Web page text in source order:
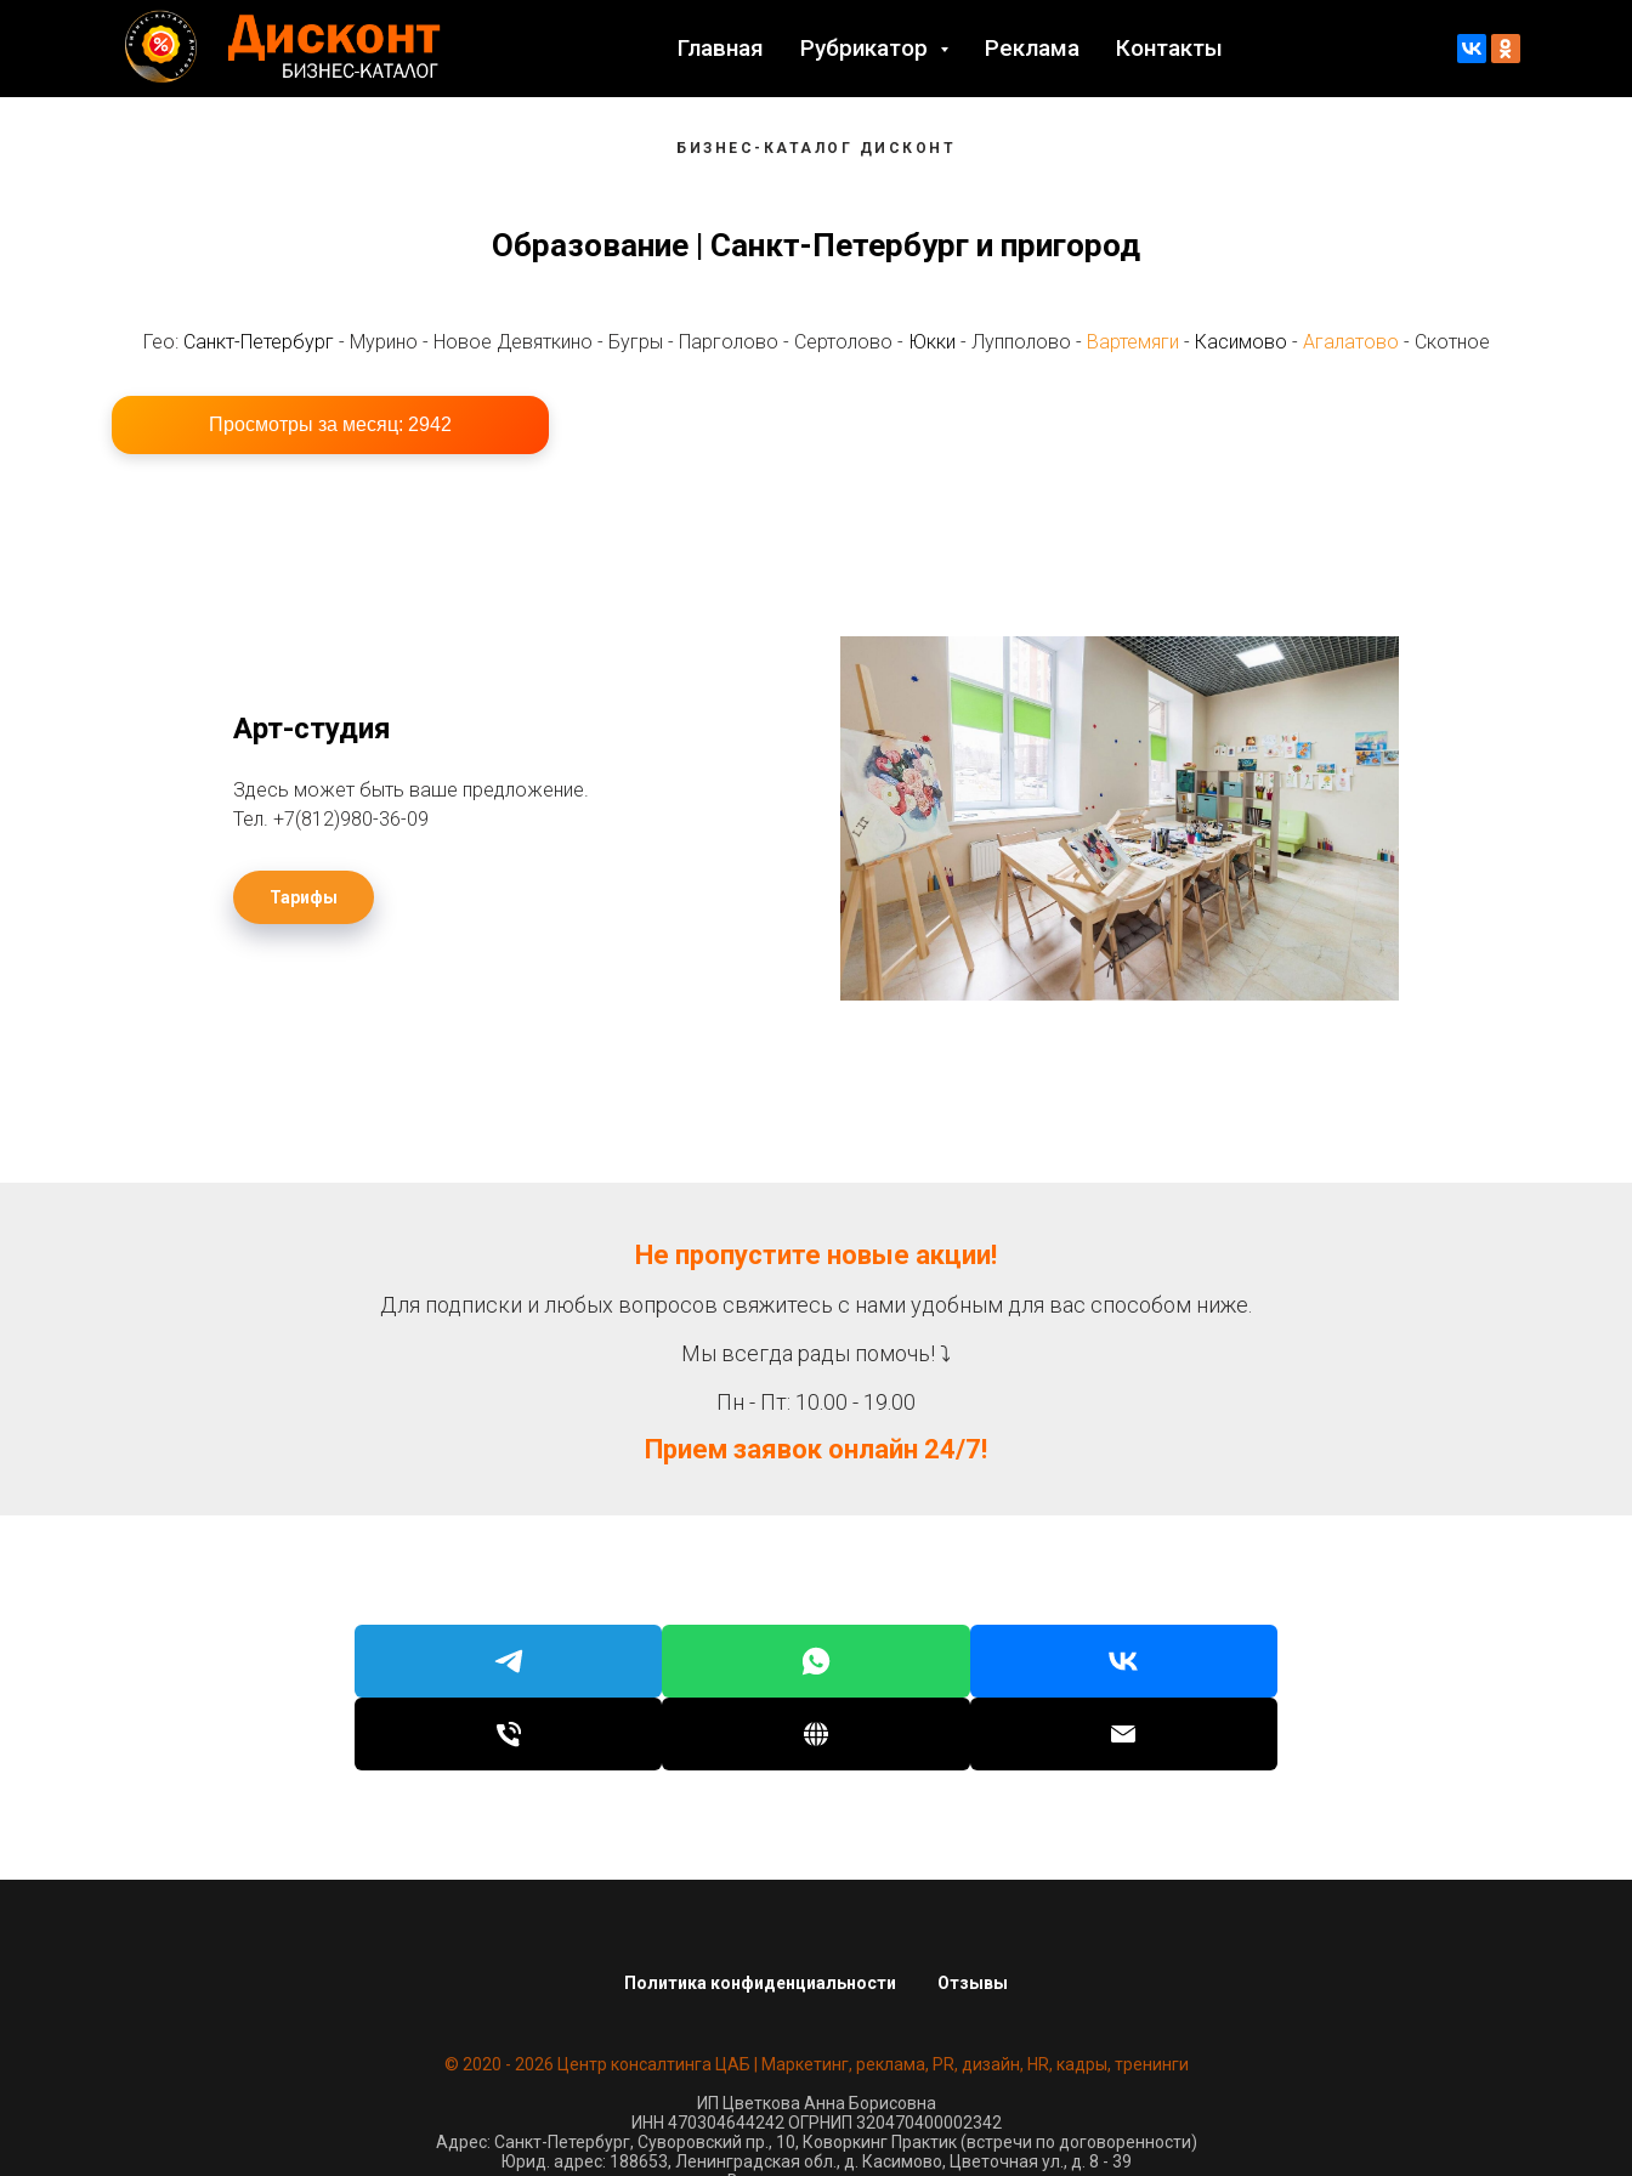
Главная Рубрикатор Реклама Контакты
БИЗНЕС-КАТАЛОГ ДИСКОНТ
Образование | Санкт-Петербург и пригород
Гео: Санкт-Петербург- Мурино - Новое Девяткино - Бугры - Парголово - Сертолово - Юкки - Лупполово - Вартемяги - Касимово - Агалатово - Скотное
Просмотры за месяц: 2942
Арт-студия
Здесь может быть ваше предложение.
Тел. +7(812)980-36-09
Тарифы
Не пропустите новые акции!
Для подписки и любых вопросов свяжитесь с нами удобным для вас способом ниже.
Мы всегда рады помочь! ⤵
Пн - Пт: 10.00 - 19.00
Прием заявок онлайн 24/7!
Политика конфиденциальности Отзывы
© 2020 - 2026 Центр консалтинга ЦАБ | Маркетинг, реклама, PR, дизайн, HR, кадры, тренинги
ИП Цветкова Анна Борисовна
ИНН 470304644242 ОГРНИП 320470400002342
Адрес: Санкт-Петербург, Суворовский пр., 10, Коворкинг Практик (встречи по договоренности)
Юрид. адрес: 188653, Ленинградская обл., д. Касимово, Цветочная ул., д. 8 - 39